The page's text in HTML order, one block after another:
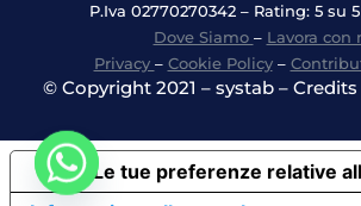
P.Iva 02770270342 – Rating: 5 su
Dove Siamo – Lavora con
Privacy – Cookie Policy–
© Copyright 2021 – systab –
Le tue preferenze relative